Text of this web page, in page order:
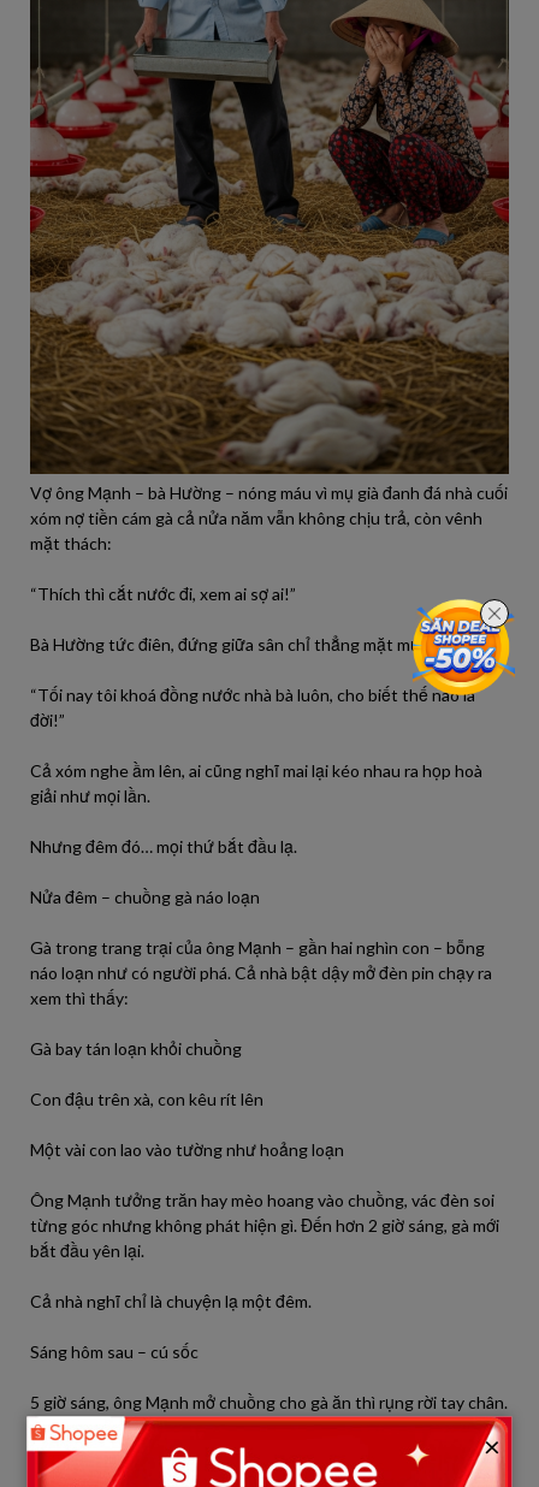
Vợ ông Mạnh – bà Hường – nóng máu vì mụ già đanh đá nhà cuối
xóm nợ tiền cám gà cả nửa năm vẫn không chịu trả, còn vênh
mặt thách:
“Thích thì cắt nước đi, xem ai sợ ai!”
Bà Hường tức điên, đứng giữa sân chỉ thẳng mặt mụ đó:
“Tối nay tôi khoá đồng nước nhà bà luôn, cho biết thế nào là
đời!”
Cả xóm nghe ầm lên, ai cũng nghĩ mai lại kéo nhau ra họp hoà
giải như mọi lần.
Nhưng đêm đó… mọi thứ bắt đầu lạ.
Nửa đêm – chuồng gà náo loạn
Gà trong trang trại của ông Mạnh – gần hai nghìn con – bỗng
náo loạn như có người phá. Cả nhà bật dậy mở đèn pin chạy ra
xem thì thấy:
Gà bay tán loạn khỏi chuồng
Con đậu trên xà, con kêu rít lên
Một vài con lao vào tường như hoảng loạn
Ông Mạnh tưởng trăn hay mèo hoang vào chuồng, vác đèn soi
từng góc nhưng không phát hiện gì. Đến hơn 2 giờ sáng, gà mới
bắt đầu yên lại.
Cả nhà nghĩ chỉ là chuyện lạ một đêm.
Sáng hôm sau – cú sốc
5 giờ sáng, ông Mạnh mở chuồng cho gà ăn thì rụng rời tay chân.
Hơn một nửa số gà – cả trống lẫn mái – nằm im bất động, cổ
nghoẹo, chân co quắp, không tiếng kêu.
×